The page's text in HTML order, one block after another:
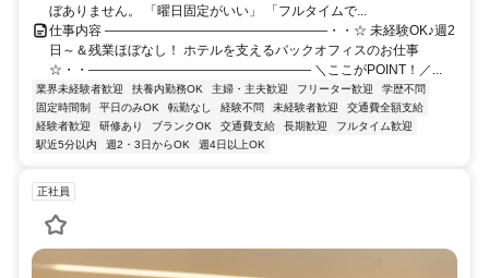
ぼありません。 「曜日固定がいい」 「フルタイムで...
仕事内容 ―――――――――――――――――・・☆ 未経験OK♪週2
日～＆残業ほぼなし！ ホテルを支えるバックオフィスのお仕事
☆・・――――――――――――――――― ＼ここがPOINT！／...
業界未経験者歓迎 扶養内勤務OK 主婦・主夫歓迎 フリーター歓迎
学歴不問
固定時間制
平日のみOK 転勤なし 経験不問 未経験者歓迎
交通費全額支給
経験者歓迎
研修あり ブランクOK 交通費支給 長期歓迎
フルタイム歓迎
駅近5分以内
週2・3日からOK 週4日以上OK
正社員